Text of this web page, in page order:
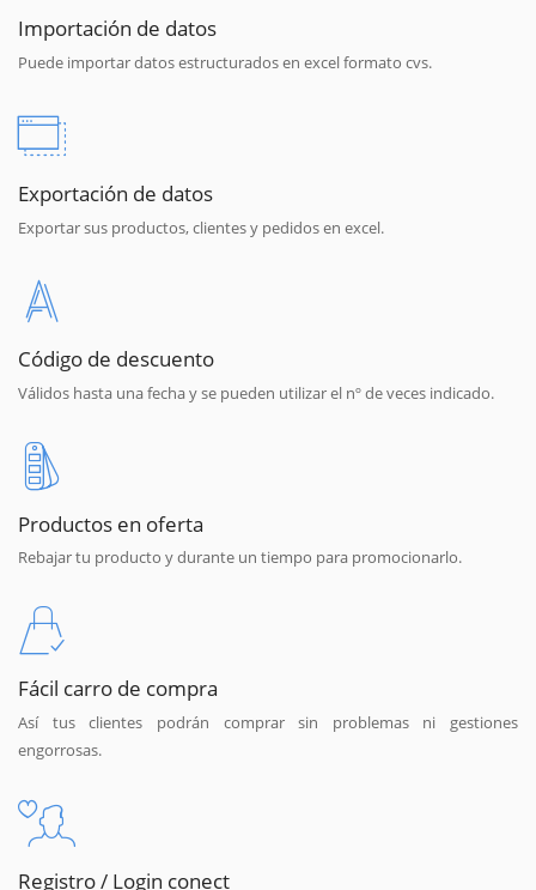
Importación de datos
Puede importar datos estructurados en excel formato cvs.
Exportación de datos
Exportar sus productos, clientes y pedidos en excel.
Código de descuento
Válidos hasta una fecha y se pueden utilizar el nº de veces indicado.
Productos en oferta
Rebajar tu producto y durante un tiempo para promocionarlo.
Fácil carro de compra
Así tus clientes podrán comprar sin problemas ni gestiones
engorrosas.
Registro / Login conect